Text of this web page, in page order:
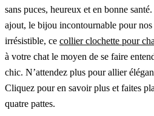
sans puces, heureux et en bonne
ajout, le bijou incontournable pour
irrésistible, ce collier clochette pour
à votre chat le moyen de se faire
chic. N’attendez plus pour allier
Cliquez pour en savoir plus et faites
quatre pattes.